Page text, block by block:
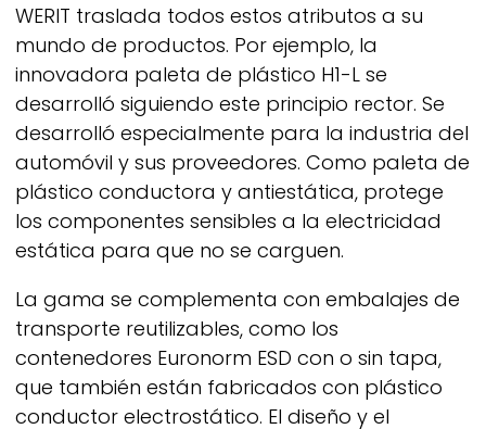
WERIT traslada todos estos atributos a su
mundo de productos. Por ejemplo, la
innovadora paleta de plástico H1-L se
desarrolló siguiendo este principio rector. Se
desarrolló especialmente para la industria del
automóvil y sus proveedores. Como paleta de
plástico conductora y antiestática, protege
los componentes sensibles a la electricidad
estática para que no se carguen.
La gama se complementa con embalajes de
transporte reutilizables, como los
contenedores Euronorm ESD con o sin tapa,
que también están fabricados con plástico
conductor electrostático. El diseño y el